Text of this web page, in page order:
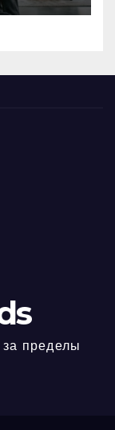
пределы